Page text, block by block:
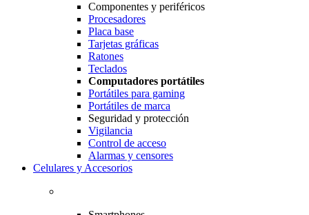
Componentes y periféricos
Procesadores
Placa base
Tarjetas gráficas
Ratones
Teclados
Computadores portátiles
Portátiles para gaming
Portátiles de marca
Seguridad y protección
Vigilancia
Control de acceso
Alarmas y censores
Celulares y Accesorios